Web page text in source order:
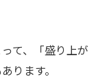
て、「盛り上が
ります。